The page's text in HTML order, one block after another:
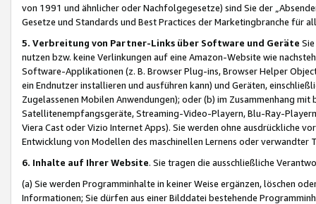
von 1991 und ähnlicher oder Nachfolgegesetze) sind Sie der
Gesetze und Standards und Best Practices der Marketingbranche für
5. Verbreitung von Partner-Links über Software und Geräte
nutzen bzw. keine Verlinkungen auf eine Amazon-Website wie
Software-Applikationen (z. B. Browser Plug-ins, Browser Helper
ein Endnutzer installieren und ausführen kann) und Geräten,
Zugelassenen Mobilen Anwendungen); oder (b) im Zusammenhang
Satellitenempfangsgeräte, Streaming-Video-Playern, Blu-Ray-
Viera Cast oder Vizio Internet Apps). Sie werden ohne ausdrückliche
Entwicklung von Modellen des maschinellen Lernens oder
6. Inhalte auf Ihrer Website. Sie tragen die ausschließliche
(a) Sie werden Programminhalte in keiner Weise ergänzen, löschen
Informationen; Sie dürfen aus einer Bilddatei bestehende